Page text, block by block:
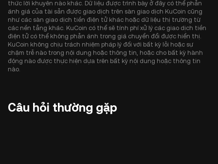
thức lời khuyên nào khác. Dữ liệu được trình bày ở đây có thể phản
ánh giá của tài sản được giao dịch trên sàn giao dịch KuCoin cũng
như các sàn giao dịch tiền điện tử khác hoặc dữ liệu thị trường từ
các nền tảng khác. KuCoin có thể sẽ tính phí xử lý các giao dịch tiền
điện tử có thể không phản ánh trong giá chuyển đổi được hiển thị.
KuCoin không chịu trách nhiệm pháp lý đối với bất kỳ lỗi hoặc sự
chậm trễ nào trong nội dung hoặc thông tin, hoặc cho bất kỳ hành
động nào được thực hiện dựa trên bất kỳ nội dung hoặc thông tin
nào.
Câu hỏi thường gặp